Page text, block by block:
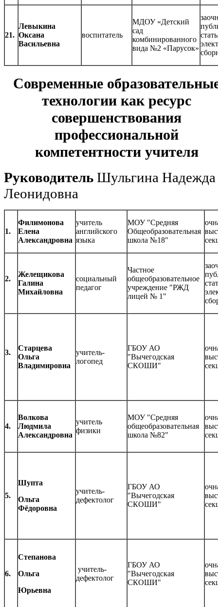
21.
Левыкина
Оксана
Васильевна
воспитатель
МДОУ «Детский
сад
комбинированного
вида №2 «Парусок»
Современные
технологии как ресурс
совершенствования
профессиональной
компетентности учителя
Руководитель Шульгина Надежда
Леонидовна
1.
Филимонова
Елена
Александровна
учитель
английского
языка
МОУ "Средняя
Общеобразовательная
школа №18"
2.
Желещикова
Галина
Михайловна
социальный
педагог
Частное
общеобразовательное
учреждение "РЖД
лицей № 1"
3.
Старцева
Ольга
Владимировна
учитель-
логопед
ГБОУ АО
"Вычегодская
СКОШИ"
4.
Волкова
Людмила
Александровна
учитель
физики
МОУ "Средняя
общеобразовательная
школа №82"
5.
Шупта
Ольга
Фёдоровна
учитель-
дефектолог
ГБОУ АО
"Вычегодская
СКОШИ"
6.
Степанова
Ольга
Юрьевна
учитель-
дефектолог
ГБОУ АО
"Вычегодская
СКОШИ"